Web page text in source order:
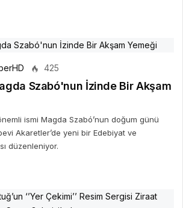
425
Szabó'nun İzinde Bir Akşam
ismi Magda Szabó’nun doğum günü
Akaretler’de yeni bir Edebiyat ve
düzenleniyor.